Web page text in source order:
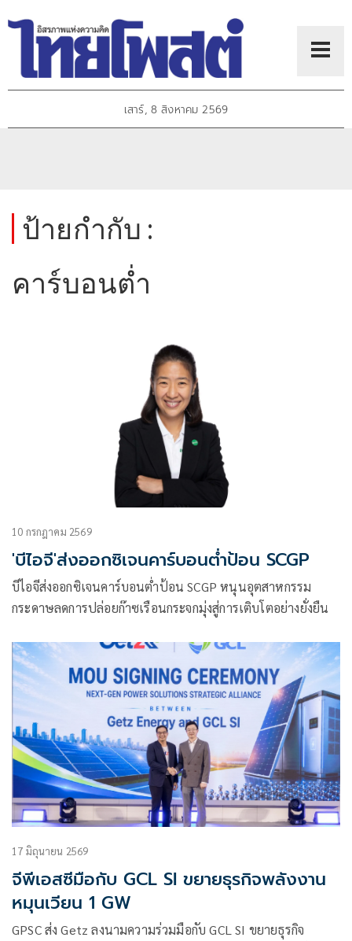
เสาร์, 8 สิงหาคม 2569
ป้ายกำกับ :
คาร์บอนต่ำ
10 กรกฎาคม 2569
'บีไอจี'ส่งออกซิเจนคาร์บอนต่ำป้อน SCGP
บีไอจีส่งออกซิเจนคาร์บอนต่ำป้อน SCGP หนุนอุตสาหกรรม
กระดาษลดการปล่อยก๊าซเรือนกระจกมุ่งสู่การเติบโตอย่างยั่งยืน
17 มิถุนายน 2569
จีพีเอสซีมือกับ GCL SI ขยายธุรกิจพลังงาน
หมุนเวียน 1 GW
GPSC ส่ง Getz ลงนามความร่วมมือกับ GCL SI ขยายธุรกิจ